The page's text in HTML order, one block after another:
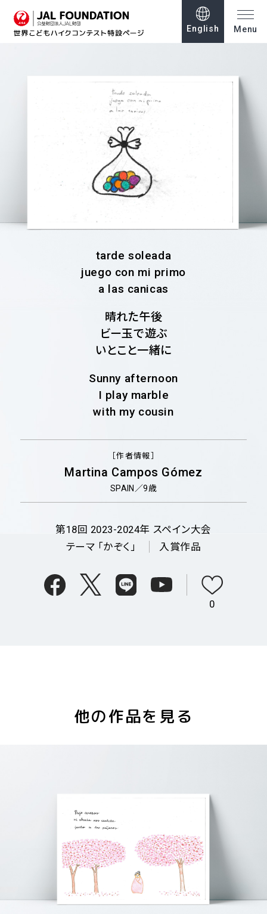
English Menu
tarde soleada
juego con mi primo
a las canicas
晴れた午後
ビー玉で遊ぶ
いとこと一緒に
Sunny afternoon
I play marble
with my cousin
［作者情報］
Martina Campos Gómez
SPAIN／9歳
第18回 2023-2024年 スペイン大会
テーマ 「かぞく」
入賞作品
0
他の作品を見る